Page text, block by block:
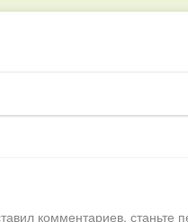
комментариев, станьте